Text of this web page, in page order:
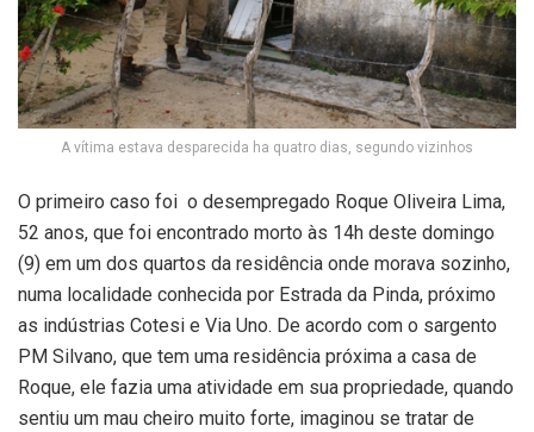
A vítima estava desparecida ha quatro dias, segundo vizinhos
O primeiro caso foi o desempregado Roque Oliveira Lima,
52 anos, que foi encontrado morto às 14h deste domingo
(9) em um dos quartos da residência onde morava sozinho,
numa localidade conhecida por Estrada da Pinda, próximo
as indústrias Cotesi e Via Uno. De acordo com o sargento
PM Silvano, que tem uma residência próxima a casa de
Roque, ele fazia uma atividade em sua propriedade, quando
sentiu um mau cheiro muito forte, imaginou se tratar de